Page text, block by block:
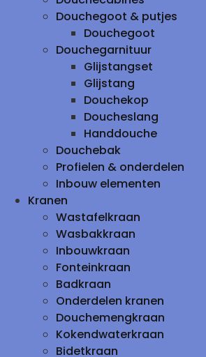
Douchegoot & putjes
Douchegoot
Douchegarnituur
Glijstangset
Glijstang
Douchekop
Doucheslang
Handdouche
Douchebak
Profielen & onderdelen
Inbouw elementen
Kranen
Wastafelkraan
Wasbakkraan
Inbouwkraan
Fonteinkraan
Badkraan
Onderdelen kranen
Douchemengkraan
Kokendwaterkraan
Bidetkraan